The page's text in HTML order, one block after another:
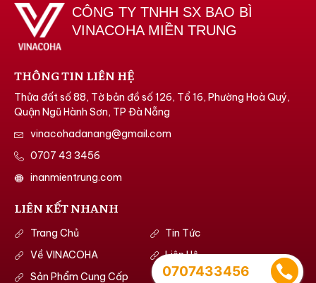
CÔNG TY TNHH SX BAO BÌ
VINACOHA MIỀN TRUNG
THÔNG TIN LIÊN HỆ
Thửa đất số 88, Tờ bản đồ số 126, Tổ 16, Phường Hoà Quý,
Quận Ngũ Hành Sơn, TP Đà Nẵng
vinacohadanang@gmail.com
0707 43 3456
inanmientrung.com
0707433456
LIÊN KẾT NHANH
Trang Chủ
Về VINACOHA
Sản Phẩm Cung Cấp
Tin Tức
Liên Hệ